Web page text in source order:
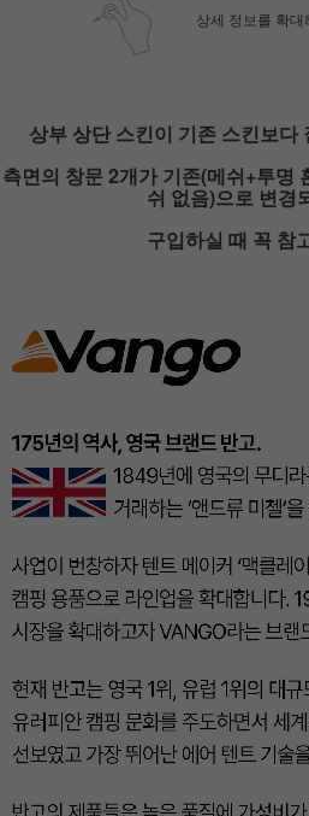
페
상세 정보를 확대
상부 상단 스킨이 기존 스킨보다
측면의 창문 2개가 기존(메쉬+투명
쉬 없음)으로 변경
구입하실 때 꼭 참